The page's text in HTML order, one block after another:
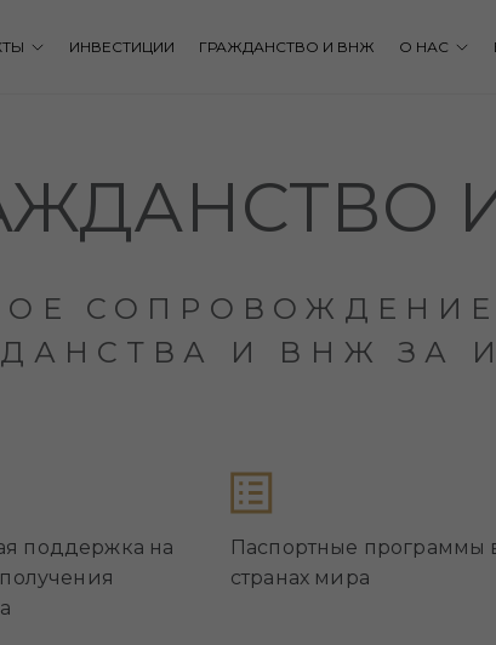
ИНВЕСТИЦИИ ГРАЖДАНСТВО И ВНЖ О НАС
И ВНЖ ЗА
поддержка на
получения
Паспортные программы
странах мира